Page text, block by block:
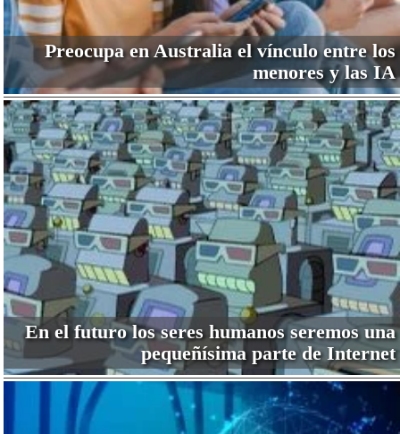
Preocupa en Australia el vínculo entre los
menores y las IA
En el futuro los seres humanos seremos una
pequeñísima parte de Internet